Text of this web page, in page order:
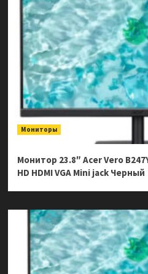
Мониторы
Монитор 23.8″ Acer Vero
HD HDMI VGA Mini jack Черный